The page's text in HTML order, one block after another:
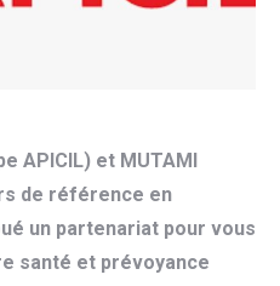
APICIL) et MUTAMI
de référence en
un partenariat pour vous
santé et prévoyance